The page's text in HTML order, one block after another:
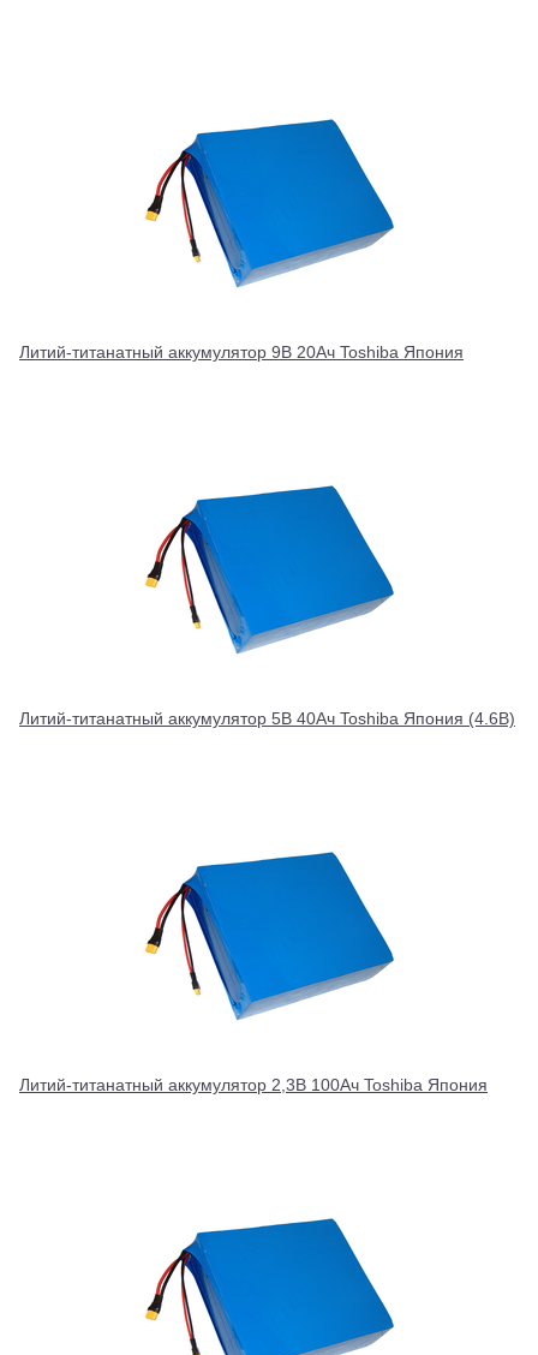
Литий-титанатный аккумулятор 9В 20Ач Toshiba Япония
Литий-титанатный аккумулятор 5В 40Ач Toshiba Япония (4.6В)
Литий-титанатный аккумулятор 2,3В 100Ач Toshiba Япония